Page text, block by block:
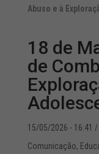
Abuso e à
18 de
de
15/05/2026 - 16:41 /
Comunicação,